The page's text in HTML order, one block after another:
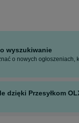
wyszukiwanie
o nowych ogłoszeniach,
Przesyłkom